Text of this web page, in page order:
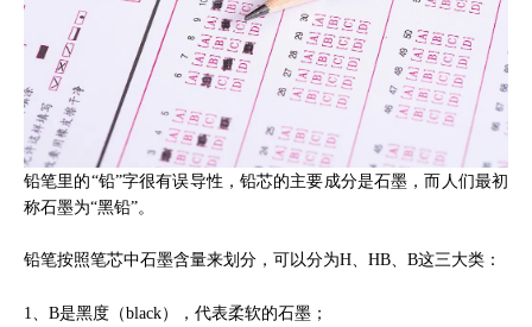
铅笔里的“铅”字很有误导性，铅芯的主要成分是石墨，而人们最初
称石墨为“黑铅”。
铅笔按照笔芯中石墨含量来划分，可以分为H、HB、B这三大类：
1、B是黑度（black），代表柔软的石墨；